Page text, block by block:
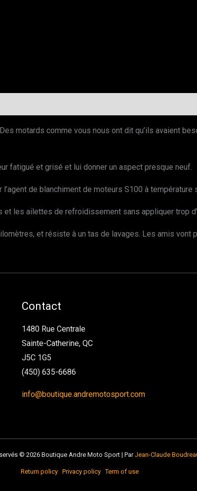
motards comme vous nous ont dit qu’ils avaient
fatigué et grisé et lui donner un aspect presque neuf.
de blanchiment de moteurs S100 à température
les ailettes de refroidissement sans appliquer trop
et résiste à un tas de lavages. Les amis vont
Contact
1480 Rue Centrale
Sainte-Catherine, QC
J5C 1G5
(450) 635-6686
info@boutique.andremotosport.com
© 2026 Boutique Andre Moto Sport | ParJean-Claude
Return policy Privacy policyTerm of use